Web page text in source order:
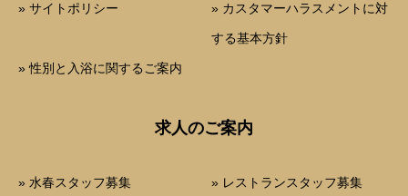
» サイトポリシー » カスタマーハラスメントに対
する基本方針
» 性別と入浴に関するご案内
求人のご案内
» 水春スタッフ募集 » レストランスタッフ募集